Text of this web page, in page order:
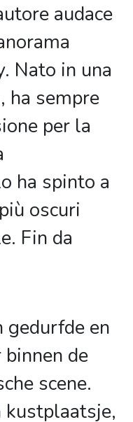
audace
Nato in una
ha sempre
per la
ha spinto a
oscuri
Fin da
gedurfde en
de
scene.
kustplaatsje,